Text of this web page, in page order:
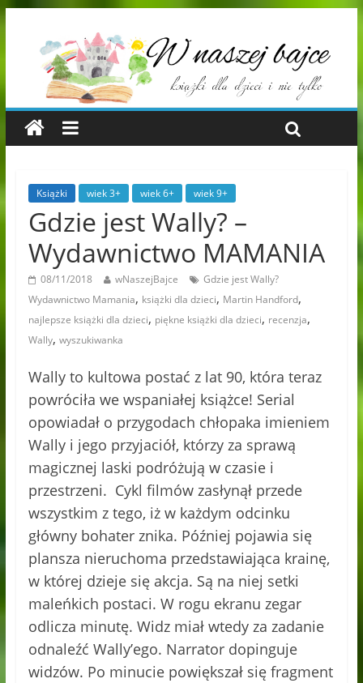
Książki wiek 3+ wiek 6+ wiek 9+
Gdzie jest Wally? –
Wydawnictwo MAMANIA
08/11/2018 wNaszejBajce
Gdzie jest Wally?
Wydawnictwo Mamania, książki dla dzieci, Martin Handford,
najlepsze książki dla dzieci, piękne książki dla dzieci, recenzja,
Wally, wyszukiwanka
Wally to kultowa postać z lat 90, która teraz
powróciła we wspaniałej książce! Serial
opowiadał o przygodach chłopaka imieniem
Wally i jego przyjaciół, którzy za sprawą
magicznej laski podróżują w czasie i
przestrzeni. Cykl filmów zasłynął przede
wszystkim z tego, iż w każdym odcinku
główny bohater znika. Później pojawia się
plansza nieruchoma przedstawiająca krainę,
w której dzieje się akcja. Są na niej setki
maleńkich postaci. W rogu ekranu zegar
odlicza minutę. Widz miał wtedy za zadanie
odnaleźć Wally’ego. Narrator dopinguje
widzów. Po minucie powiększał się fragment